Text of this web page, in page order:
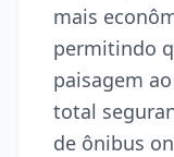
mais
permitindo
paisagem
total
de ônibus